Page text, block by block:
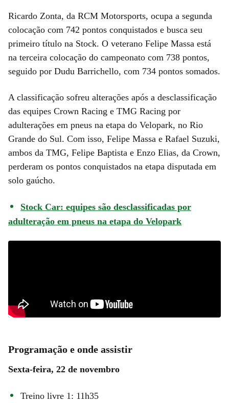
Ricardo Zonta, da RCM Motorsports, ocupa a segunda
colocação com 742 pontos conquistados e busca seu
primeiro título na Stock. O veterano Felipe Massa está
na terceira colocação do campeonato com 738 pontos,
seguido por Dudu Barrichello, com 734 pontos somados.
A classificação sofreu alterações após a desclassificação
das equipes Crown Racing e TMG Racing por
adulterações em pneus na etapa do Velopark, no Rio
Grande do Sul. Com isso, Felipe Massa e Rafael Suzuki,
ambos da TMG, Felipe Baptista e Enzo Elias, da Crown,
perderam os pontos conquistados na etapa disputada em
solo gaúcho.
Stock Car: equipes são desclassificadas por
adulteração em pneus na etapa do Velopark
Programação e onde assistir
Sexta-feira, 22 de novembro
Treino livre 1: 11h35